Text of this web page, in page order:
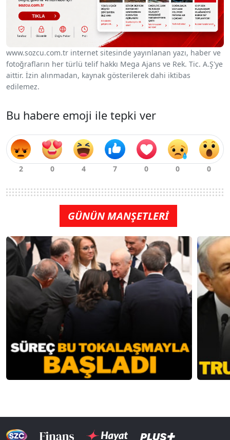
www.sozcu.com.tr internet sitesinde yayınlanan yazı, haber ve
fotoğrafların her türlü telif hakkı Mega Ajans ve Rek. Tic. A.Ş'ye
aittir. İzin alınmadan, kaynak gösterilerek dahi iktibas
edilemez.
Bu habere emoji ile tepki ver
GÜNÜN MANŞETLERİ